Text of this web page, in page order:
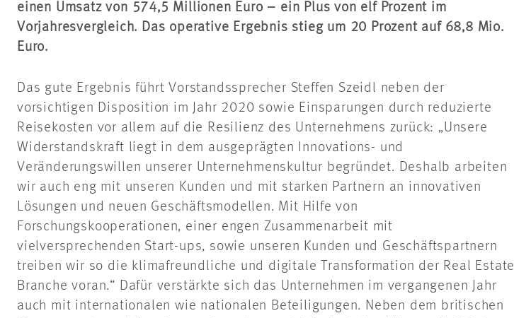
einen Umsatz von 574,5 Millionen Euro – ein Plus von elf Prozent im
Vorjahresvergleich. Das operative Ergebnis stieg um 20 Prozent auf 68,8 Mio.
Euro.
Das gute Ergebnis führt Vorstandssprecher Steffen Szeidl neben der
vorsichtigen Disposition im Jahr 2020 sowie Einsparungen durch reduzierte
Reisekosten vor allem auf die Resilienz des Unternehmens zurück: „Unsere
Widerstandskraft liegt in dem ausgeprägten Innovations- und
Veränderungswillen unserer Unternehmenskultur begründet. Deshalb arbeiten
wir auch eng mit unseren Kunden und mit starken Partnern an innovativen
Lösungen und neuen Geschäftsmodellen. Mit Hilfe von
Forschungskooperationen, einer engen Zusammenarbeit mit
vielversprechenden Start-ups, sowie unseren Kunden und Geschäftspartnern
treiben wir so die klimafreundliche und digitale Transformation der Real Estate
Branche voran.“ Dafür verstärkte sich das Unternehmen im vergangenen Jahr
auch mit internationalen wie nationalen Beteiligungen. Neben dem britischen